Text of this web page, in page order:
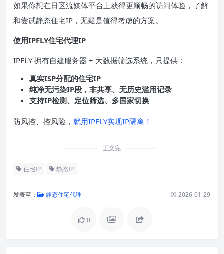
如果你想在日区流媒体平台上获得更顺畅的访问体验，了解
和尝试静态住宅IP，无疑是值得考虑的方案。
使用IPFLY住宅代理IP
IPFLY 拥有自建服务器 + 大数据筛选系统，只提供：
真实ISP分配的住宅IP
纯净无污染IP段，非共享、无历史滥用记录
支持IP检测、定位筛选、多国家切换
防风控、控风险， 就用IPFLY实现IP隔离！
正文完
住宅IP 静态IP
发表至： 静态住宅代理 2026-01-29
0